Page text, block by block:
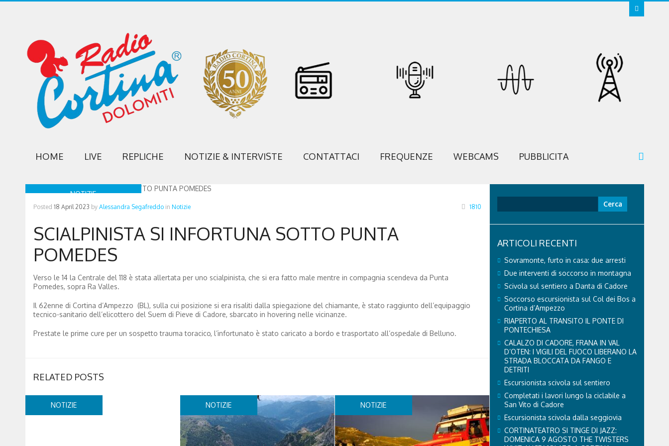
HOME LIVE REPLICHE NOTIZIE & INTERVISTE CONTATTACI FREQUENZE WEBCAMS PUBBLICITA
NOTIZIE
Posted 18 April 2023 by Alessandra Segafreddo in Notizie 1810
SCIALPINISTA SI INFORTUNA SOTTO PUNTA
POMEDES
Verso le 14 la Centrale del 118 è stata allertata per uno scialpinista, che si era fatto male mentre in compagnia scendeva da Punta
Pomedes, sopra Ra Valles.
Il 62enne di Cortina d’Ampezzo (BL), sulla cui posizione si era risaliti dalla spiegazione del chiamante, è stato raggiunto dell’equipaggio
tecnico-sanitario dell’elicottero del Suem di Pieve di Cadore, sbarcato in hovering nelle vicinanze.
Prestate le prime cure per un sospetto trauma toracico, l’infortunato è stato caricato a bordo e trasportato all’ospedale di Belluno.
RELATED POSTS
NOTIZIE NOTIZIE NOTIZIE
ARTICOLI RECENTI
Sovramonte, furto in casa: due arresti
Due interventi di soccorso in montagna
Scivola sul sentiero a Danta di Cadore
Soccorso escursionista sul Col dei Bos a
Cortina d’Ampezzo
RIAPERTO AL TRANSITO IL PONTE DI
PONTECHIESA
CALALZO DI CADORE, FRANA IN VAL
D’OTEN: I VIGILI DEL FUOCO LIBERANO LA
STRADA BLOCCATA DA FANGO E
DETRITI
Escursionista scivola sul sentiero
Completati i lavori lungo la ciclabile a
San Vito di Cadore
Escursionista scivola dalla seggiovia
CORTINATEATRO SI TINGE DI JAZZ:
DOMENICA 9 AGOSTO THE TWISTERS